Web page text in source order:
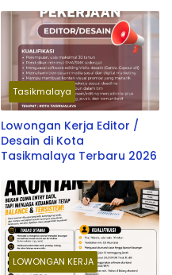
SOU Depok School
Tasikmalaya
Lowongan Kerja Editor /
Desain di Kota
Tasikmalaya Terbaru 2026
LOWONGAN KERJA